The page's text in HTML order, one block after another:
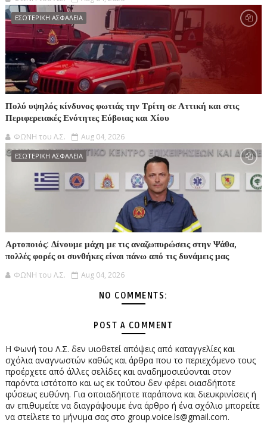
ΕΣΩΤΕΡΙΚΗ ΑΣΦΑΛΕΙΑ
Πολύ υψηλός κίνδυνος φωτιάς την Τρίτη σε Αττική και στις
Περιφερειακές Ενότητες Εύβοιας και Χίου
ΦΩΝΗ του Λ.Σ. Aug 04, 2026
ΕΣΩΤΕΡΙΚΗ ΑΣΦΑΛΕΙΑ
Αρτοποιός: Δίνουμε μάχη με τις αναζωπυρώσεις στην Ψάθα,
πολλές φορές οι συνθήκες είναι πάνω από τις δυνάμεις μας
ΦΩΝΗ του Λ.Σ. Aug 04, 2026
NO COMMENTS:
POST A COMMENT
Η Φωνή του Λ.Σ. δεν υιοθετεί απόψεις από καταγγελίες και
σχόλια αναγνωστών καθώς και άρθρα που το περιεχόμενο τους
προέρχετε από άλλες σελίδες και αναδημοσιεύονται στον
παρόντα ιστότοπο και ως εκ τούτου δεν φέρει οιασδήποτε
φύσεως ευθύνη. Για οποιαδήποτε παράπονα και διευκρινίσεις ή
αν επιθυμείτε να διαγράψουμε ένα άρθρο ή ένα σχόλιο μπορείτε
να στείλετε το μήνυμα σας στο group.voice.ls@gmail.com.